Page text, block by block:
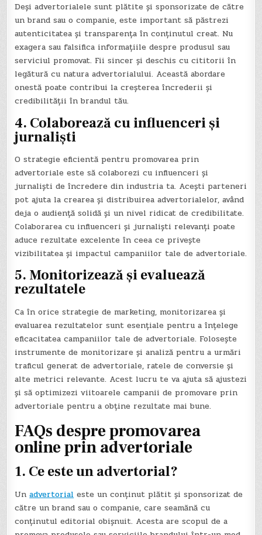
Deși advertorialele sunt plătite și sponsorizate de către
un brand sau o companie, este important să păstrezi
autenticitatea și transparența în conținutul creat. Nu
exagera sau falsifica informațiile despre produsul sau
serviciul promovat. Fii sincer și deschis cu cititorii în
legătură cu natura advertorialului. Această abordare
onestă poate contribui la creșterea încrederii și
credibilității în brandul tău.
4. Colaborează cu influenceri și
jurnaliști
O strategie eficientă pentru promovarea prin
advertoriale este să colaborezi cu influenceri și
jurnaliști de încredere din industria ta. Acești parteneri
pot ajuta la crearea și distribuirea advertorialelor, având
deja o audiență solidă și un nivel ridicat de credibilitate.
Colaborarea cu influenceri și jurnaliști relevanți poate
aduce rezultate excelente în ceea ce privește
vizibilitatea și impactul campaniilor tale de advertoriale.
5. Monitorizează și evaluează
rezultatele
Ca în orice strategie de marketing, monitorizarea și
evaluarea rezultatelor sunt esențiale pentru a înțelege
eficacitatea campaniilor tale de advertoriale. Folosește
instrumente de monitorizare și analiză pentru a urmări
traficul generat de advertoriale, ratele de conversie și
alte metrici relevante. Acest lucru te va ajuta să ajustezi
și să optimizezi viitoarele campanii de promovare prin
advertoriale pentru a obține rezultate mai bune.
FAQs despre promovarea
online prin advertoriale
1. Ce este un advertorial?
Unadvertorial este un conținut plătit și sponsorizat de
către un brand sau o companie, care seamănă cu
conținutul editorial obișnuit. Acesta are scopul de a